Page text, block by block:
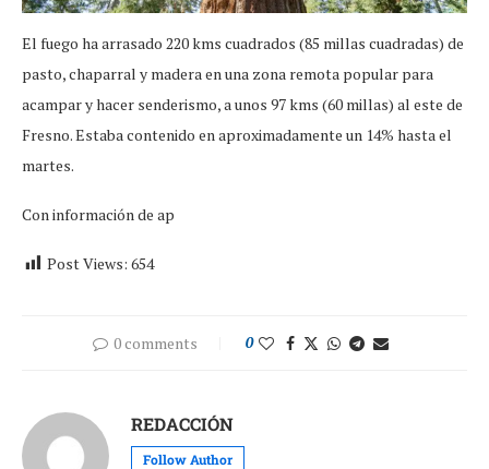
El fuego ha arrasado 220 kms cuadrados (85 millas cuadradas) de
pasto, chaparral y madera en una zona remota popular para
acampar y hacer senderismo, a unos 97 kms (60 millas) al este de
Fresno. Estaba contenido en aproximadamente un 14% hasta el
martes.
Con información de ap
Post Views: 654
0 comments 0
REDACCIÓN
Follow Author